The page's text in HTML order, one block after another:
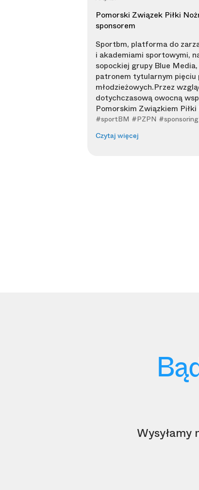
Pomorski Związek Piłki
sponsorem
Sportbm, platforma do
i akademiami sportowymi,
sopockiej grupy Blue
patronem tytularnym pięciu
młodzieżowych. ​Przez
dotychczasową owocną
Pomorskim Związkiem Piłki
#sportBM #PZPN #sponsoring
Czytaj więcej